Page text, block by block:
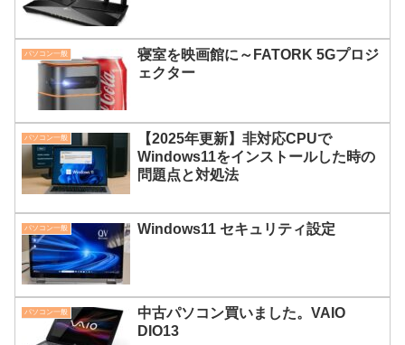
パソコン一般
寝室を映画館に～FATORK 5Gプロジ
ェクター
パソコン一般
【2025年更新】非対応CPUで
Windows11をインストールした時の
問題点と対処法
パソコン一般 Windows11 セキュリティ設定
パソコン一般
中古パソコン買いました。VAIO
DIO13